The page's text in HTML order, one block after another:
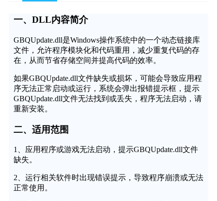
一、DLL内容简介
GBQUpdate.dll是Windows操作系统中的一个动态链接库
文件，允许程序模块化和代码重用，减少重复代码的存
在，从而节省存储空间并提高代码的效率。
如果GBQUpdate.dll文件缺失或损坏，可能会导致应用程
序无法正常启动或运行，系统会弹出报错提示框，提示
GBQUpdate.dll文件无法找到或丢失，程序无法启动，请
重新安装。
二、适用范围
1、应用程序或游戏无法启动，提示GBQUpdate.dll文件
缺失。
2、运行相关软件时出现错误提示，导致程序崩溃或无法
正常使用。